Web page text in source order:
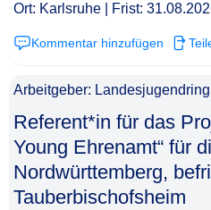
Ort: Karlsruhe | Frist:
Kommentar hinzufügen
Arbeitgeber:
Referent*in für das
Young Ehrenamt“ für
Nordwürttemberg,
Tauberbischofsheim​‌‌‌‌​‌​‌‌‌​​​​​‌‌‌